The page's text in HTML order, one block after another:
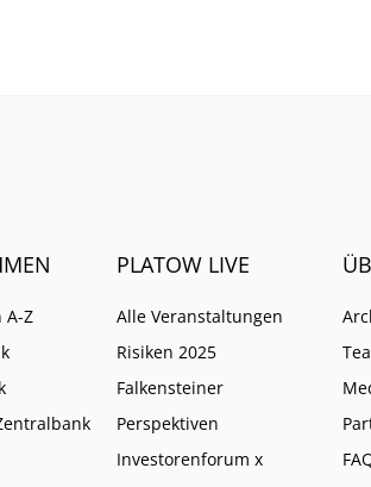
A-Z
PLATOW LIVE
Alle Veranstaltungen
Risiken 2025
Falkensteiner
Perspektiven
Investorenforum x